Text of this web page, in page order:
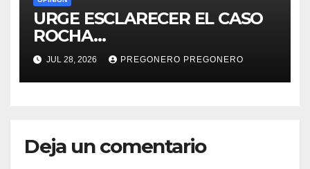
URGE ESCLARECER EL CASO
ROCHA…
JUL 28, 2026 PREGONERO PREGONERO
Deja un comentario